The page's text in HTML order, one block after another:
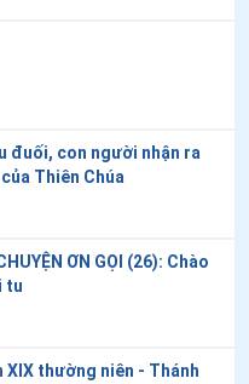
đuối, con người nhận ra
Thiên Chúa
ƠN GỌI (26): Chào
tu
XIX thường niên - Thánh